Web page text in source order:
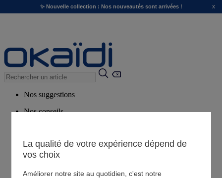
✨ Nouvelle collection : Nos nouveautés sont arrivées ! x
Nos suggestions
Nos conseils
Magasin
La qualité de votre expérience dépend de
vos choix
Améliorer notre site au quotidien, c'est notre